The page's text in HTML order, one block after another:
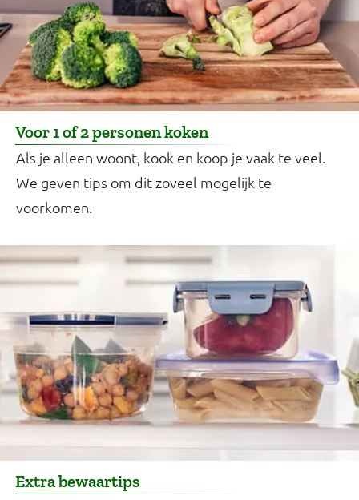
Voor 1 of 2 personen koken
Als je alleen woont, kook en koop je vaak te veel.
We geven tips om dit zoveel mogelijk te
voorkomen.
Extra bewaartips